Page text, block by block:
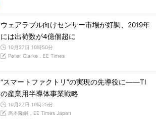
ウェアラブル向けセンサー市場が好調、2019年
には出荷数が4億個超に
10月27日 10時50分
Peter Clarke，EE Times
“スマートファクトリ”の実現の先導役に――TI
の産業用半導体事業戦略
10月27日 10時25分
馬本隆綱，EE Times Japan